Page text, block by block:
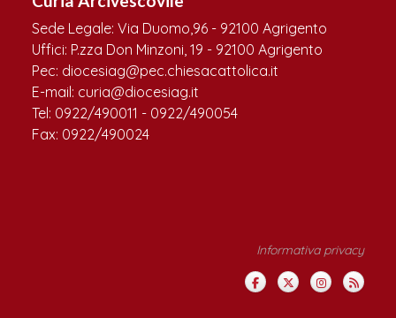
Sede Legale: Via Duomo,96 - 92100 Agrigento
Uffici: P.zza Don Minzoni, 19 - 92100 Agrigento
Pec: diocesiag@pec.chiesacattolica.it
E-mail: curia@diocesiag.it
Tel: 0922/490011 - 0922/490054
Fax: 0922/490024
Informativa privacy